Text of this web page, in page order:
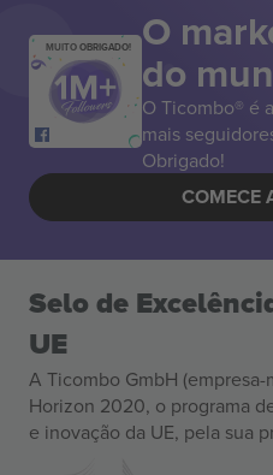
MUITO OBRIGADO! O
do
O Ticombo® é
mais
Obrigado!
COMECE
Selo de
UE
A Ticombo GmbH
Horizon 2020, o programa
e inovação da UE, pela sua